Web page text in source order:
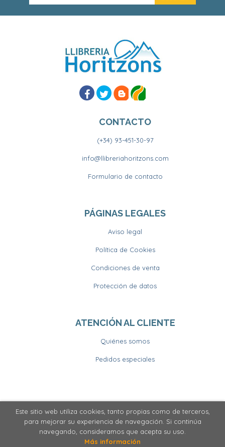
CONTACTO
(+34) 93-451-30-97
info@llibreriahoritzons.com
Formulario de contacto
PÁGINAS LEGALES
Aviso legal
Política de Cookies
Condiciones de venta
Protección de datos
ATENCIÓN AL CLIENTE
Quiénes somos
Pedidos especiales
2026 © Llibrería Horitzons . Todos los Derechos
Reservados
Este sitio web utiliza cookies, tanto propias como de terceros,
para mejorar su experiencia de navegación. Si continúa
navegando, consideramos que acepta su uso.
Más información